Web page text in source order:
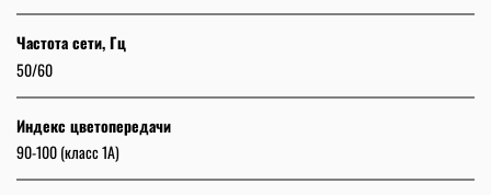
Частота сети, Гц
50/60
Индекс цветопередачи
90-100 (класс 1A)